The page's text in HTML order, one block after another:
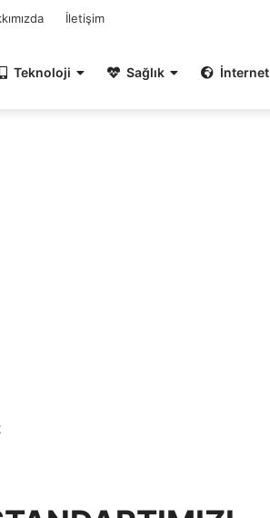
İletişim
Teknoloji Sağlık İnternet